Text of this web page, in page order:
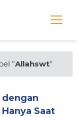
"Allahswt"
dengan
Saat